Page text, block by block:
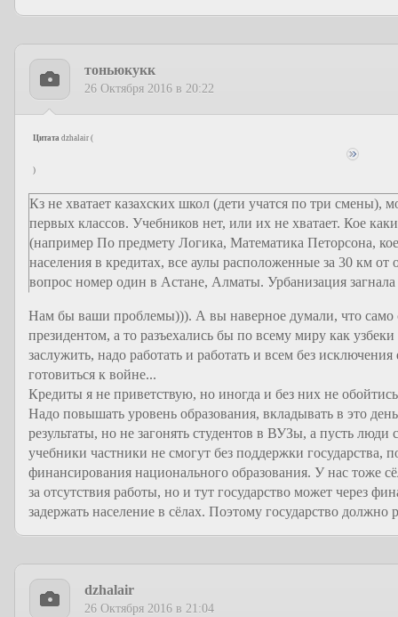
тоньюкукк
26 Октября 2016 в 20:22
Цитата dzhalair (
)
Кз не хватает казахских школ (дети учатся по три
первых классов. Учебников нет, или их не хватает. Кое
(например По предмету Логика, Математика Петорсона,
населения в кредитах, все аулы расположенные за 30 км
вопрос номер один в Астане, Алматы. Урбанизация загнала
Нам бы ваши проблемы))). А вы наверное думали, что само
президентом, а то разъехались бы по всему миру как
заслужить, надо работать и работать и всем без
готовиться к войне...
Кредиты я не приветствую, но иногда и без них не
Надо повышать уровень образования, вкладывать в это
результаты, но не загонять студентов в ВУЗы, а пусть
учебники частники не смогут без поддержки государства,
финансирования национального образования. У нас тоже
за отсутствия работы, но и тут государство может через
задержать население в сёлах. Поэтому государство должно
dzhalair
26 Октября 2016 в 21:04